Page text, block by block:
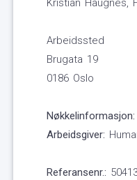
Kristian Haugnes,
Arbeidssted
Brugata 19
0186 Oslo
Nøkkelinformasjon:
Arbeidsgiver:
Referansenr.: